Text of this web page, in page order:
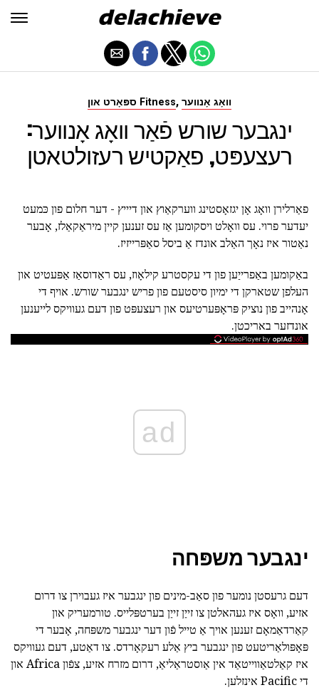
ספּאָרט און Fitness, וואָג אָנווער
ינגבער שורש פֿאַר וואָג אָנווער:
רעצעפּט, פאַקטיש רעזולטאטן
פאַרלירן וואָג אָן יגזאָסטינג ווערקאַוץ און דיייץ - דער חלום פון כּמעט
יעדער פרוי. עס וואָלט ויסקומען אַז עס זענען קיין מיראַקאַלז, אָבער
נאַטור איז נאָך האַלב אונדז אַ ביסל סאַפּרייזיז.
באַקומען באַפרייַען פון די עקסטרע קילאָוז, עס ראַדוסאַז אַפּעטיט און
העלפן שטארקן די ימיון סיסטעם פון פריש ינגבער שורש. אויף די
אָנהייב פון נוציק פּראָפּערטיעס און רעצעפּט פון דעם געוויקס לייענען
אונדזער באריכטן.
ad
ינגבער משפּחה
דעם גרעסטן נומער פון סאַב-מינים פון ינגבער איז געבוירן צו דרום
אזיע, וואָס איז געהאלטן צו זייַן זייַן בערטפּלייס. טורמעריק און
קאַרדאַמאָם זענען אויך אַ טייל פֿון דער ינגבער משפּחה, אָבער די
פּאָפּולאַריטעט פון ינגבער ביץ אַלע רעקאָרדס. צו דאַטע, דעם געוויקס
איז קאַלטאַווייטאַד אין אַוסטראַליאַ, דרום מזרח אזיע, צפֿון Africa און
די Pacific אינזלען.